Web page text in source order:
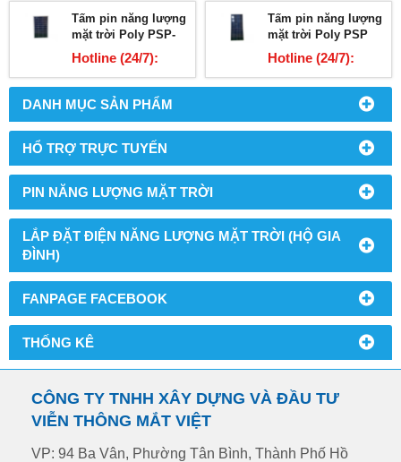
DANH MỤC SẢN PHẨM
HỔ TRỢ TRỰC TUYẾN
PIN NĂNG LƯỢNG MẶT TRỜI
LẮP ĐẶT ĐIỆN NĂNG LƯỢNG MẶT TRỜI (HỘ GIA
ĐÌNH)
FANPAGE FACEBOOK
THỐNG KÊ
Tấm pin năng lượng
mặt trời Poly PSP-
60W
Hotline (24/7):
03678.2.5959
Tấm pin năng lượng
mặt trời Poly PSP
100W
Hotline (24/7):
03678.2.5959
CÔNG TY TNHH XÂY DỰNG VÀ ĐẦU TƯ
VIỄN THÔNG MẮT VIỆT
VP: 94 Ba Vân, Phường Tân Bình, Thành Phố Hồ